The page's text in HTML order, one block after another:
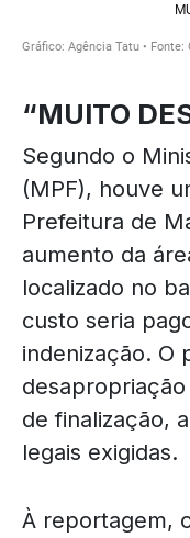
“MUITO
Segundo o
(MPF), houve u
Prefeitura de
aumento da
localizado no
custo seria
indenização. O
de finalização,
legais exigidas.
À reportagem,